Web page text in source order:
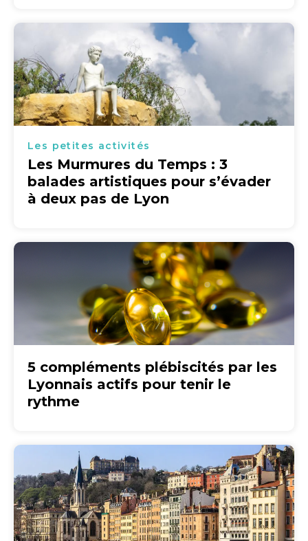
Les petites activités
Les Murmures du Temps : 3
balades artistiques pour s’évader
à deux pas de Lyon
5 compléments plébiscités par les
Lyonnais actifs pour tenir le
rythme